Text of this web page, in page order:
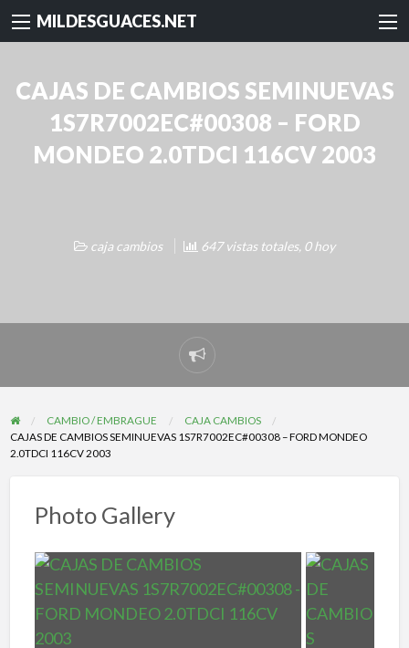
MILDESGUACES.NET
CAJAS DE CAMBIOS SEMINUEVAS
1S7R7002EC#00308 – FORD
MONDEO 2.0TDCI 116CV 2003
caja cambios 647 vistas totales, 0 hoy
Reportar
problema
CAMBIO / EMBRAGUE
CAJA CAMBIOS
CAJAS DE CAMBIOS SEMINUEVAS 1S7R7002EC#00308 – FORD MONDEO
2.0TDCI 116CV 2003
Photo Gallery